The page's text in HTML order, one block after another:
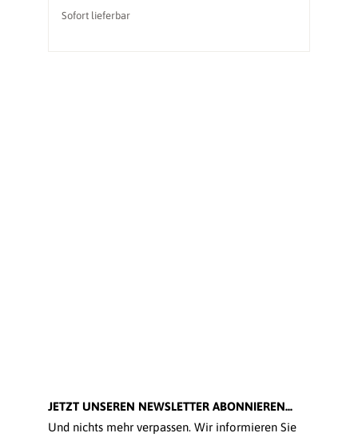
Sofort lieferbar
JETZT UNSEREN NEWSLETTER ABONNIEREN...
Und nichts mehr verpassen. Wir informieren Sie